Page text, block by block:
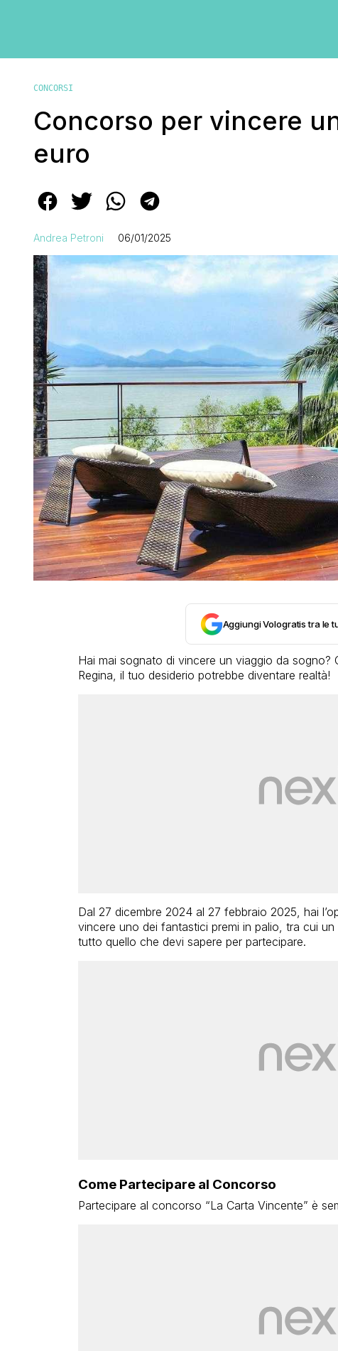
CONCORSI
Concorso per vincere
euro
Andrea Petroni 06/01/2025
Aggiungi Vologratis tra le
Hai mai sognato di vincere un viaggio da sogno?
Regina, il tuo desiderio potrebbe diventare realtà!
Dal 27 dicembre 2024 al 27 febbraio 2025, hai
vincere uno dei fantastici premi in palio, tra cui
tutto quello che devi sapere per partecipare.
Come Partecipare al Concorso
Partecipare al concorso “La Carta Vincente” è